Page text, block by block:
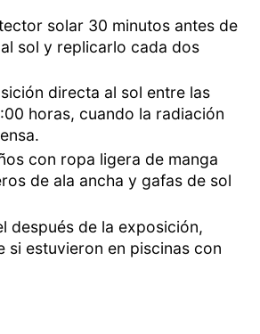
solar 30 minutos antes de
sol y replicarlo cada dos
directa al sol entre las
horas, cuando la radiación
con ropa ligera de manga
de ala ancha y gafas de sol
después de la exposición,
si estuvieron en piscinas con